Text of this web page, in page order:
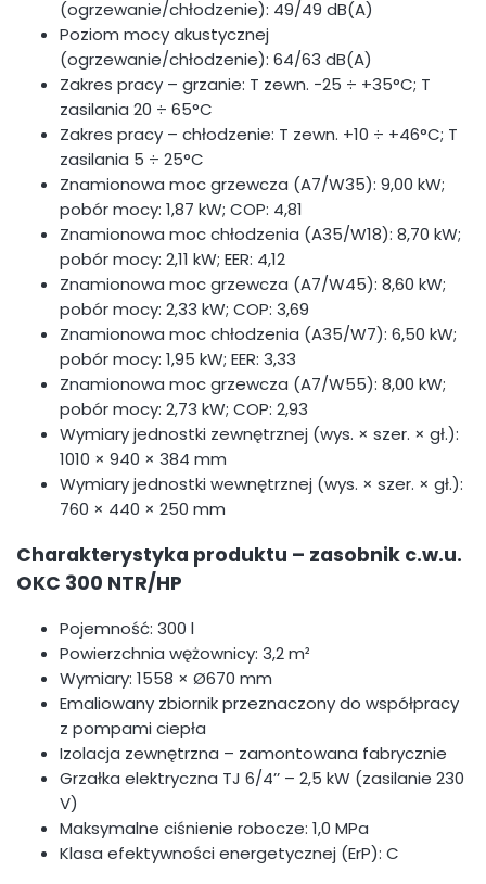
(ogrzewanie/chłodzenie): 49/49 dB(A)
Poziom mocy akustycznej
(ogrzewanie/chłodzenie): 64/63 dB(A)
Zakres pracy – grzanie: T zewn. −25 ÷ +35°C; T
zasilania 20 ÷ 65°C
Zakres pracy – chłodzenie: T zewn. +10 ÷ +46°C; T
zasilania 5 ÷ 25°C
Znamionowa moc grzewcza (A7/W35): 9,00 kW;
pobór mocy: 1,87 kW; COP: 4,81
Znamionowa moc chłodzenia (A35/W18): 8,70 kW;
pobór mocy: 2,11 kW; EER: 4,12
Znamionowa moc grzewcza (A7/W45): 8,60 kW;
pobór mocy: 2,33 kW; COP: 3,69
Znamionowa moc chłodzenia (A35/W7): 6,50 kW;
pobór mocy: 1,95 kW; EER: 3,33
Znamionowa moc grzewcza (A7/W55): 8,00 kW;
pobór mocy: 2,73 kW; COP: 2,93
Wymiary jednostki zewnętrznej (wys. × szer. × gł.):
1010 × 940 × 384 mm
Wymiary jednostki wewnętrznej (wys. × szer. × gł.):
760 × 440 × 250 mm
Charakterystyka produktu – zasobnik c.w.u.
OKC 300 NTR/HP
Pojemność: 300 l
Powierzchnia wężownicy: 3,2 m²
Wymiary: 1558 × Ø670 mm
Emaliowany zbiornik przeznaczony do współpracy
z pompami ciepła
Izolacja zewnętrzna – zamontowana fabrycznie
Grzałka elektryczna TJ 6/4’’ – 2,5 kW (zasilanie 230
V)
Maksymalne ciśnienie robocze: 1,0 MPa
Klasa efektywności energetycznej (ErP): C